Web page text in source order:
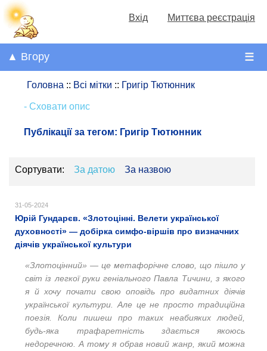
Вхід Миттєва реєстрація
☰
▲ Вгору
Головна :: Всі мітки :: Григір Тютюнник
- Сховати опис
Публікації за тегом: Григір Тютюнник
Сортувати: За датою За назвою
31-05-2024
Юрій Гундарєв. «Злотоцінні. Велети української
духовності» — добірка симфо-віршів про визначних
діячів української культури
«Злотоцінний» — це метафорічне слово, що пішло у
світ із легкої руки геніального Павла Тичини, з якого
я й хочу почати свою оповідь про видатних діячів
української культури. Але це не просто традиційна
поезія. Коли пишеш про таких неабияких людей,
будь-яка трафаретність здається якоюсь
недоречною. А тому я обрав новий жанр, який можна